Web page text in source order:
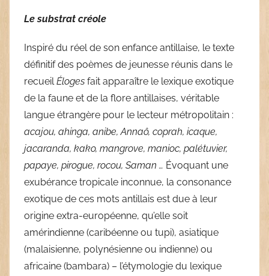
Le substrat créole
Inspiré du réel de son enfance antillaise, le texte
définitif des poèmes de jeunesse réunis dans le
recueil Éloges fait apparaître le lexique exotique
de la faune et de la flore antillaises, véritable
langue étrangère pour le lecteur métropolitain :
acajou, ahinga, anibe, Annaô, coprah, icaque,
jacaranda, kako, mangrove, manioc, palétuvier,
papaye, pirogue, rocou, Saman … Évoquant une
exubérance tropicale inconnue, la consonance
exotique de ces mots antillais est due à leur
origine extra-européenne, qu’elle soit
amérindienne (caribéenne ou tupi), asiatique
(malaisienne, polynésienne ou indienne) ou
africaine (bambara) – l’étymologie du lexique